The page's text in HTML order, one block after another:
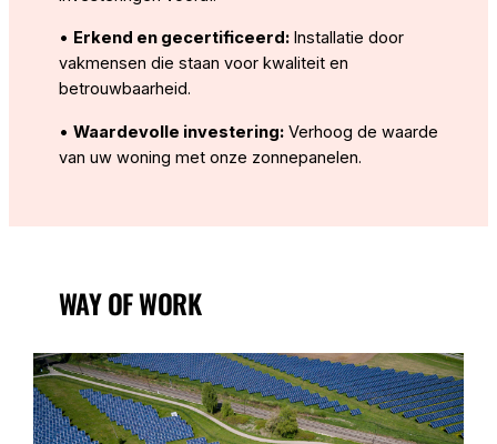
• Erkend en gecertificeerd:Installatie door
vakmensen die staan voor kwaliteit en
betrouwbaarheid.
• Waardevolle investering:Verhoog de waarde
van uw woning met onze zonnepanelen.
WAY OF WORK